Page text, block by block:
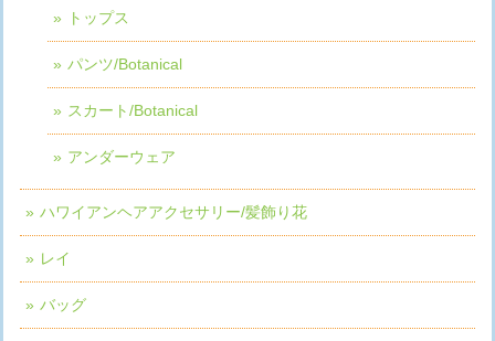
トップス
パンツ/Botanical
スカート/Botanical
アンダーウェア
ハワイアンヘアアクセサリー/髪飾り花
レイ
バッグ